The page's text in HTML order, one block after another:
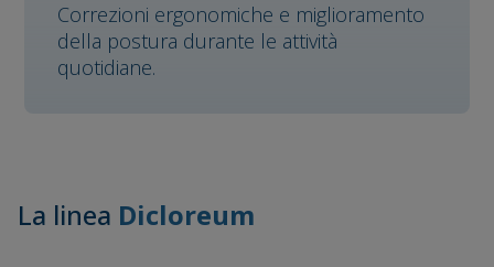
Correzioni ergonomiche e miglioramento
della postura durante le attività
quotidiane.
La linea Dicloreum